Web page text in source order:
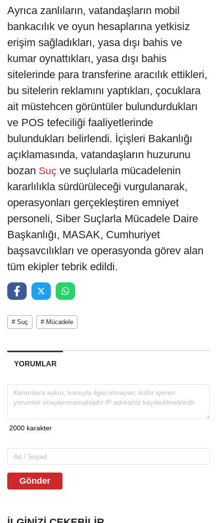
Ayrıca zanlıların, vatandaşların mobil
bankacılık ve oyun hesaplarına yetkisiz
erişim sağladıkları, yasa dışı bahis ve
kumar oynattıkları, yasa dışı bahis
sitelerinde para transferine aracılık ettikleri,
bu sitelerin reklamını yaptıkları, çocuklara
ait müstehcen görüntüler bulundurdukları
ve POS tefeciliği faaliyetlerinde
bulundukları belirlendi. İçişleri Bakanlığı
açıklamasında, vatandaşların huzurunu
bozan Suç ve suçlularla mücadelenin
kararlılıkla sürdürüleceği vurgulanarak,
operasyonları gerçekleştiren emniyet
personeli, Siber Suçlarla Mücadele Daire
Başkanlığı, MASAK, Cumhuriyet
başsavcılıkları ve operasyonda görev alan
tüm ekipler tebrik edildi.
# Suç # Mücadele
YORUMLAR
Gönder